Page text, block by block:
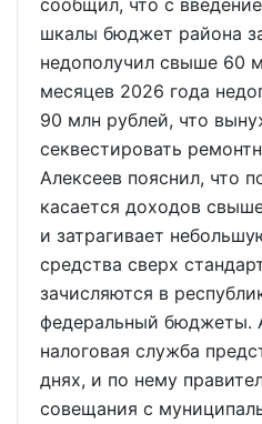
шкалы бюджет района
недополучил свыше 60
месяцев 2026 года
90 млн рублей, что
секвестировать
Алексеев пояснил, что
касается доходов
и затрагивает
средства сверх
зачисляются в
федеральный бюджеты.
налоговая служба
днях, и по нему
совещания с